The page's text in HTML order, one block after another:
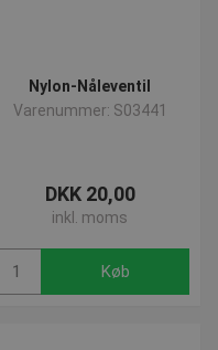
Nylon-Nåleventil
Varenummer: S03441
DKK 20,00
inkl. moms
Køb